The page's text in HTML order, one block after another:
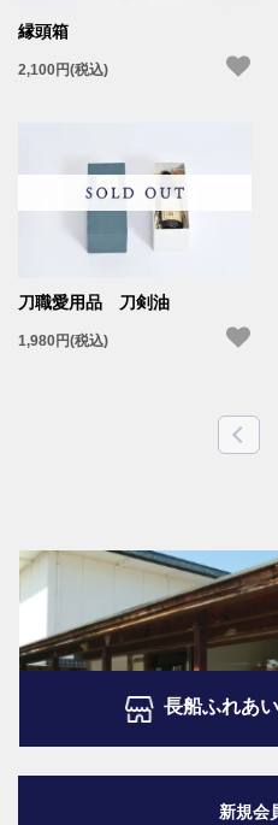
縁頭箱
2,100円(税込)
刀職愛用品 刀剣油
1,980円(税込)
長船ふれあ
新規会